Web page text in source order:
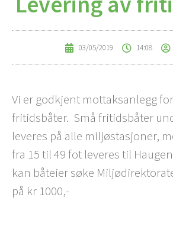
03/05/2019 14:08
Vi er godkjent mottaksanlegg
fritidsbåter. Små fritidsbåter
leveres på alle miljøstasjoner,
fra 15 til 49 fot leveres til
kan båteier søke
på kr 1000,-